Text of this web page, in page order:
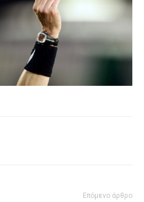
Επόμενο άρθρο